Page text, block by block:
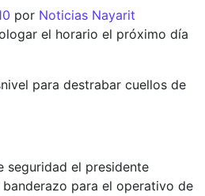
por Noticias Nayarit
el horario el próximo día
para destrabar cuellos de
seguridad el presidente
para el operativo de